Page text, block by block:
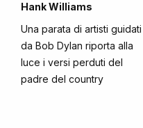
Hank Williams
Una parata di artisti guidati
da Bob Dylan riporta alla
luce i versi perduti del
padre del country